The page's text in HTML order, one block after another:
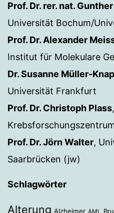
Prof. Dr. rer. nat.
Universität Bochum/
Prof. Dr. Alexander
Institut für Molekulare
Dr. Susanne Müller-
Universität Frankfurt
Prof. Dr. Christoph Plass
Prof. Dr. Jörn Walter,
Saarbrücken (jw)
Schlagwörter
Alterung Alzheimer